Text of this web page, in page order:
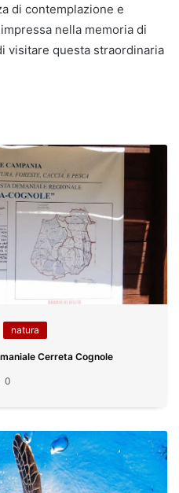
di contemplazione e
nella memoria di
visitare questa straordinaria
natura
Cerreta Cognole
0